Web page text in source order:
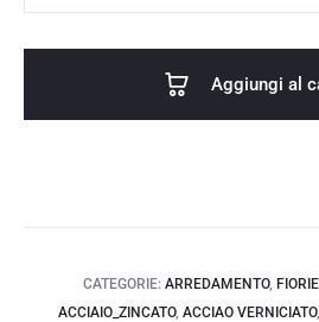
era:
242,78€.
è:
120,78€.
Aggiungi al
CATEGORIE: ARREDAMENTO,
ACCIAIO_ZINCATO, ACCIAO VERNICIATO,